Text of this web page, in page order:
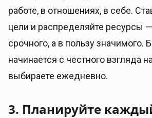
работе, в отношениях, в себе.
цели и распределяйте ресурсы
срочного, а в пользу значимого.
начинается с честного взгляда
выбираете ежедневно.
3. Планируйте